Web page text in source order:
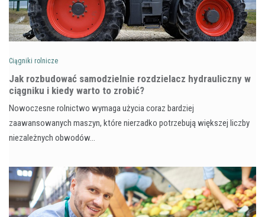
Ciągniki rolnicze
Jak rozbudować samodzielnie rozdzielacz hydrauliczny w
ciągniku i kiedy warto to zrobić?
Nowoczesne rolnictwo wymaga użycia coraz bardziej
zaawansowanych maszyn, które nierzadko potrzebują większej liczby
niezależnych obwodów…